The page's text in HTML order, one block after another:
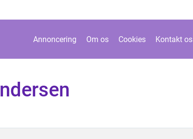
Annoncering Om os Cookies Kontakt os